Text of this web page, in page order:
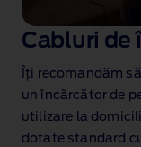
Cabluri de
Îți recomandăm
un încărcător de
utilizare la
dotate standard